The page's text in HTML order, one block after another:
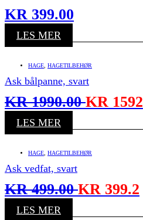
KR 399.00
LES MER
HAGE HAGETILBEHØR
Ask bålpanne, svart
KR1990.00KR 1592
LES MER
HAGE HAGETILBEHØR
Ask vedfat, svart
KR499.00KR 399.2
LES MER